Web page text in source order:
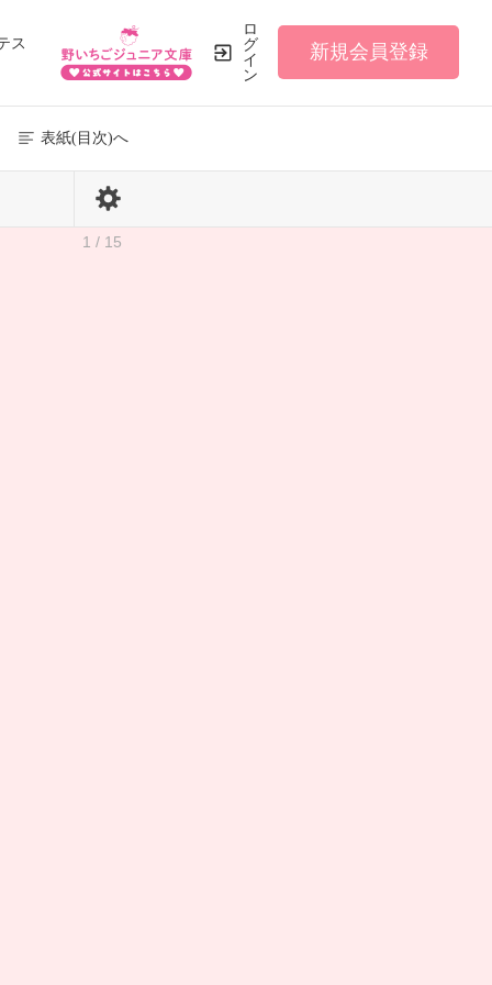
ス
ロ
グ
イ
ン
新規会員登録
表紙(目次)へ
1 / 15